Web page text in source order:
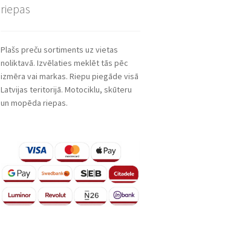
riepas
Plašs preču sortiments uz vietas
noliktavā. Izvēlaties meklēt tās pēc
izmēra vai markas. Riepu piegāde visā
Latvijas teritorijā. Motociklu, skūteru
un mopēda riepas.